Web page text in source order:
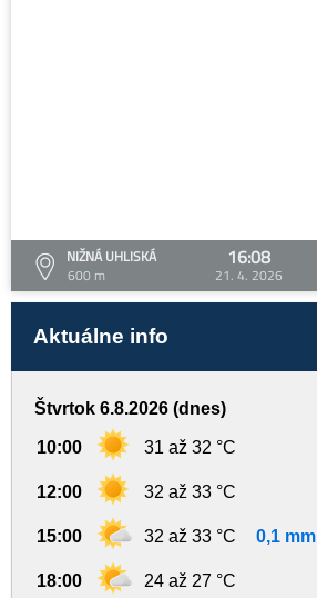
NIŽNÁ UHLISKÁ
600 m
16:08
21. 4. 2026
Aktuálne info
Štvrtok 6.8.2026 (dnes)
10:00 31 až 32 °C
12:00 32 až 33 °C
15:00 32 až 33 °C 0,1 mm
18:00 24 až 27 °C